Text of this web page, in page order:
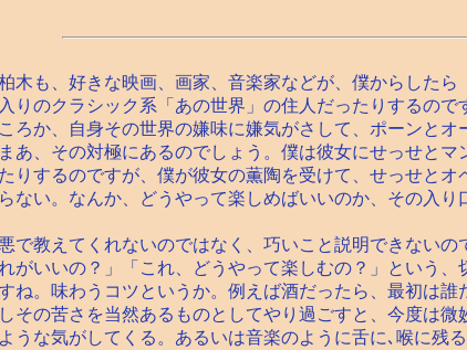
木も、好きな映画、画家、音楽家などが、僕からしたら
りのクラシック系「あの世界」の住人だったりするので
ろか、自身その世界の嫌味に嫌気がさして、ポーンとオ
あ、その対極にあるのでしょう。僕は彼女にせっせと
りするのですが、僕が彼女の薫陶を受けて、せっせとオ
ない。なんか、どうやって楽しめばいいのか、その入り
で教えてくれないのではなく、巧いこと説明できないの
れがいいの？」「これ、どうやって楽しむの？」という
ね。味わうコツというか。例えば酒だったら、最初は誰
その苦さを当然あるものとしてやり過ごすと、今度は
うな気がしてくる。あるいは音楽のように舌に､喉に残